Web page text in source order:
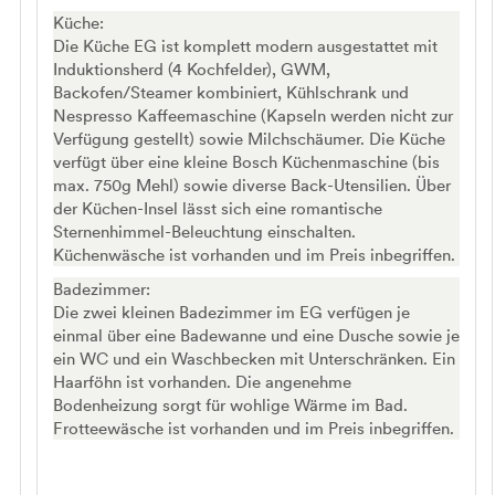
Küche:
Die Küche EG ist komplett modern ausgestattet mit
Induktionsherd (4 Kochfelder), GWM,
Backofen/Steamer kombiniert, Kühlschrank und
Nespresso Kaffeemaschine (Kapseln werden nicht zur
Verfügung gestellt) sowie Milchschäumer. Die Küche
verfügt über eine kleine Bosch Küchenmaschine (bis
max. 750g Mehl) sowie diverse Back-Utensilien. Über
der Küchen-Insel lässt sich eine romantische
Sternenhimmel-Beleuchtung einschalten.
Küchenwäsche ist vorhanden und im Preis inbegriffen.
Badezimmer:
Die zwei kleinen Badezimmer im EG verfügen je
einmal über eine Badewanne und eine Dusche sowie je
ein WC und ein Waschbecken mit Unterschränken. Ein
Haarföhn ist vorhanden. Die angenehme
Bodenheizung sorgt für wohlige Wärme im Bad.
Frotteewäsche ist vorhanden und im Preis inbegriffen.